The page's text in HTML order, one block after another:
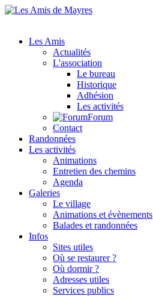
Les Amis
Actualités
L'association
Le bureau
Historique
Adhésion
Les activités
Forum
Contact
Randonnées
Les activités
Animations
Entretien des chemins
Agenda
Galeries
Le village
Animations et évènements
Balades et randonnées
Infos
Sites utiles
Où se restaurer ?
Où dormir ?
Adresses utiles
Services publics